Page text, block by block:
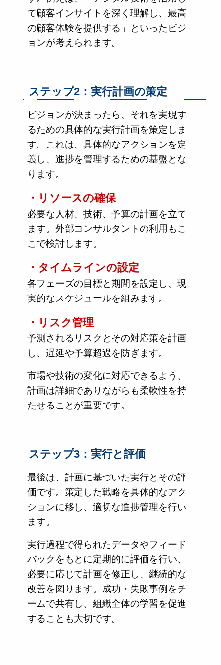
て顧客インサイトを深く理解し、最高
の顧客体験を提供する」といったビジ
ョンが考えられます。
ステップ2：実行計画の策定
ビジョンが決まったら、それを実現す
るための具体的な実行計画を策定しま
す。これは、具体的なアクションを定
義し、進捗を管理するための基盤とな
ります。
・リソースの確保
必要な人材、技術、予算の計画を立て
ます。外部コンサルタントの利用もこ
こで検討します。
・タイムラインの設定
各フェーズの目標と期間を設定し、現
実的なスケジュールを組みます。
・リスク管理
予測されるリスクとその対応策を計画
し、遅延や予算超過を防ぎます。
市場や技術の変化に対応できるよう、
計画は詳細でありながらも柔軟性を持
たせることが重要です。
ステップ3：実行と評価
最後は、計画に基づいた実行とその評
価です。策定した戦略を具体的なアク
ションに移し、適切な進捗管理を行い
ます。
実行過程で得られたデータやフィード
バックをもとに定期的に評価を行い、
必要に応じて計画を修正し、継続的な
改善を図ります。成功・失敗事例をチ
ームで共有し、組織全体の学習を促進
することも大切です。